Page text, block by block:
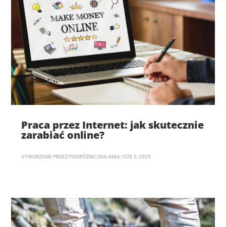
Praca przez Internet: jak skutecznie
zarabiać online?
UTWORZONE PRZEZ PODRÓŻNICZKA ANIA |CZE 5, 2025